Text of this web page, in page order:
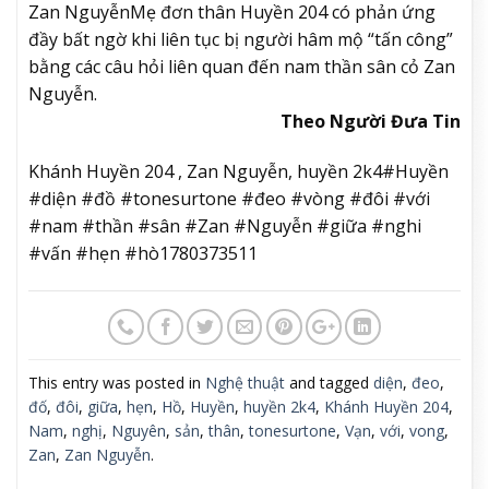
Zan NguyễnMẹ đơn thân Huyền 204 có phản ứng
đầy bất ngờ khi liên tục bị người hâm mộ “tấn công”
bằng các câu hỏi liên quan đến nam thần sân cỏ Zan
Nguyễn.
Theo Người Đưa Tin
Khánh Huyền 204 , Zan Nguyễn, huyền 2k4#Huyền
#diện #đồ #tonesurtone #đeo #vòng #đôi #với
#nam #thần #sân #Zan #Nguyễn #giữa #nghi
#vấn #hẹn #hò1780373511
This entry was posted in Nghệ thuật and tagged diện, đeo,
đố, đôi, giữa, hẹn, Hồ, Huyền, huyền 2k4, Khánh Huyền 204,
Nam, nghị, Nguyên, sản,thân,tonesurtone, Vạn, với, vong,
Zan, Zan Nguyễn.